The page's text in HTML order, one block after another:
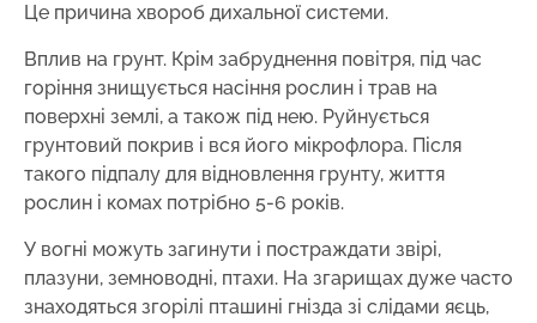
Це причина хвороб дихальної системи.
Вплив на грунт. Крім забруднення повітря, під час
горіння знищується насіння рослин і трав на
поверхні землі, а також під нею. Руйнується
грунтовий покрив і вся його мікрофлора. Після
такого підпалу для відновлення грунту, життя
рослин і комах потрібно 5-6 років.
У вогні можуть загинути і постраждати звірі,
плазуни, земноводні, птахи. На згарищах дуже часто
знаходяться згорілі пташині гнізда зі слідами яєць,